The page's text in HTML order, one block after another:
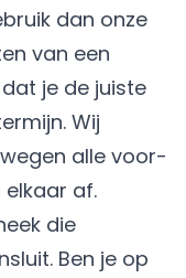
dan onze
van een
je de juiste
Wij
alle voor-
af.
die
Ben je op